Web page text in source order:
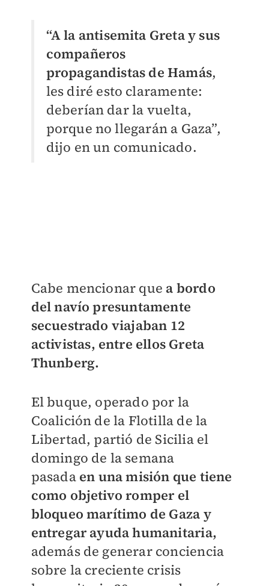
“A la antisemita Greta y sus
compañeros
propagandistas de Hamás,
les diré esto claramente:
deberían dar la vuelta,
porque no llegarán a Gaza”,
dijo en un comunicado.
Cabe mencionar que a bordo
del navío presuntamente
secuestrado viajaban 12
activistas, entre ellos Greta
Thunberg.
El buque, operado por la
Coalición de la Flotilla de la
Libertad, partió de Sicilia el
domingo de la semana
pasada en una misión que tiene
como objetivo romper el
bloqueo marítimo de Gaza y
entregar ayuda humanitaria,
además de generar conciencia
sobre la creciente crisis